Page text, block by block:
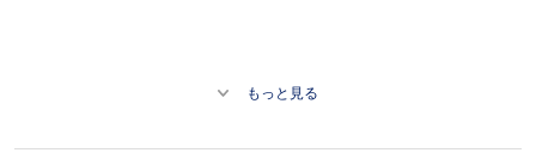
もっと見る